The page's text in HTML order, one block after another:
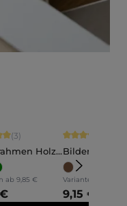
4.9 von 5 Sternen
Bewertung von 5
(3)
Holz
ab 9,85 €
Martha
Varianten ab
9,15 €